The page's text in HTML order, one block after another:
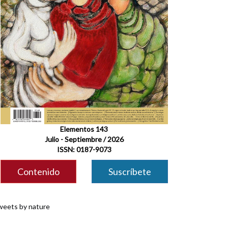
Elementos 143
Julio - Septiembre / 2026
ISSN: 0187-9073
Contenido Suscríbete
by nature